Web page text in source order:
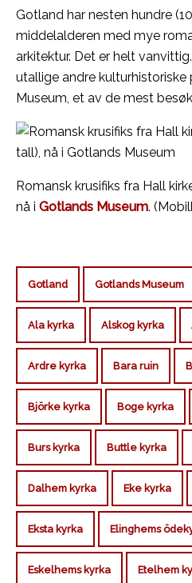
Gotland har nesten hundre
middelalderen med mye
arkitektur. Det er helt
utallige andre kulturhistoriske
Museum, et av de mest
Romansk krusifiks fra Hall
nå i Gotlands Museum.
Gotland Gotlands Museum
Ala kyrka Alskog kyrka
Ardre kyrka Bara ruin
Björke kyrka Boge kyrka
Burs kyrka Buttle kyrka
Dalhem kyrka Eke kyrka
Eksta kyrka Elinghems
Eskelhems kyrka Etelhem